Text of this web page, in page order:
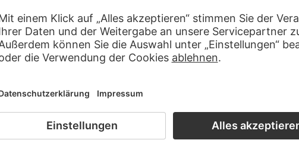
Verhältnis gehabt haben, denn Goltzius schuf mehrere, in der einen
Bildnisse von Gillis van Breen. Das bekannteste ist
aus der Sammlung des Städel Museums. Sie ist das früheste
großformatiger farbiger Bildniszeichnungen, hauptsächlich
in den Jahren um 1590 in Holland und Italien schuf.